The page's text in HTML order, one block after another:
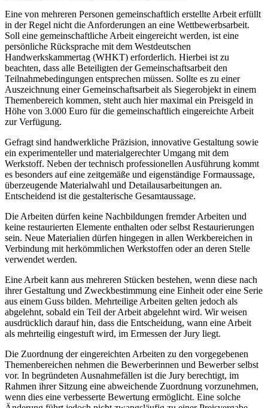
Eine von mehreren Personen gemeinschaftlich erstellte Arbeit erfüllt
in der Regel nicht die Anforderungen an eine Wettbewerbsarbeit.
Soll eine gemeinschaftliche Arbeit eingereicht werden, ist eine
persönliche Rücksprache mit dem Westdeutschen
Handwerkskammertag (WHKT) erforderlich. Hierbei ist zu
beachten, dass alle Beteiligten der Gemeinschaftsarbeit den
Teilnahmebedingungen entsprechen müssen. Sollte es zu einer
Auszeichnung einer Gemeinschaftsarbeit als Siegerobjekt in einem
Themenbereich kommen, steht auch hier maximal ein Preisgeld in
Höhe von 3.000 Euro für die gemeinschaftlich eingereichte Arbeit
zur Verfügung.
Gefragt sind handwerkliche Präzision, innovative Gestaltung sowie
ein experimenteller und materialgerechter Umgang mit dem
Werkstoff. Neben der technisch professionellen Ausführung kommt
es besonders auf eine zeitgemäße und eigenständige Formaussage,
überzeugende Materialwahl und Detailausarbeitungen an.
Entscheidend ist die gestalterische Gesamtaussage.
Die Arbeiten dürfen keine Nachbildungen fremder Arbeiten und
keine restaurierten Elemente enthalten oder selbst Restaurierungen
sein. Neue Materialien dürfen hingegen in allen Werkbereichen in
Verbindung mit herkömmlichen Werkstoffen oder an deren Stelle
verwendet werden.
Eine Arbeit kann aus mehreren Stücken bestehen, wenn diese nach
ihrer Gestaltung und Zweckbestimmung eine Einheit oder eine Serie
aus einem Guss bilden. Mehrteilige Arbeiten gelten jedoch als
abgelehnt, sobald ein Teil der Arbeit abgelehnt wird. Wir weisen
ausdrücklich darauf hin, dass die Entscheidung, wann eine Arbeit
als mehrteilig eingestuft wird, im Ermessen der Jury liegt.
Die Zuordnung der eingereichten Arbeiten zu den vorgegebenen
Themenbereichen nehmen die Bewerberinnen und Bewerber selbst
vor. In begründeten Ausnahmefällen ist die Jury berechtigt, im
Rahmen ihrer Sitzung eine abweichende Zuordnung vorzunehmen,
wenn dies eine verbesserte Bewertung ermöglicht. Eine solche